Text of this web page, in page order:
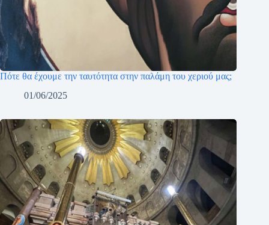
Πότε θα έχουμε την ταυτότητα στην παλάμη του χεριού μας;
01/06/2025